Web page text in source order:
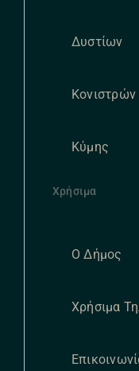
Δυστίων
Κονιστρών
Κύμης
Χρήσιμα
Ο Δήμος
Χρήσιμα